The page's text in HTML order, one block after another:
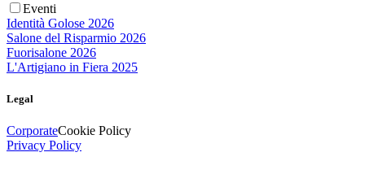
Eventi
Identità Golose 2026
Salone del Risparmio 2026
Fuorisalone 2026
L'Artigiano in Fiera 2025
Legal
CorporateCookie Policy
Privacy Policy